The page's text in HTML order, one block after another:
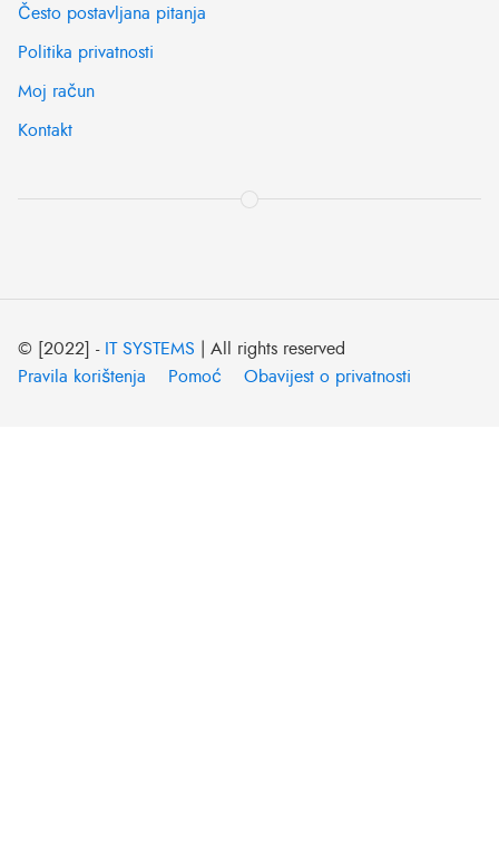
Često postavljana pitanja
Politika privatnosti
Moj račun
Kontakt
© [2022] - IT SYSTEMS | All rights reserved
Pravila korištenja
Pomoć Obavijest o privatnosti